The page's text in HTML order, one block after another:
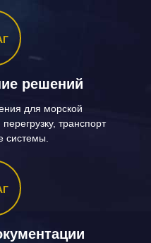
решений
для морской
транспорт
системы.